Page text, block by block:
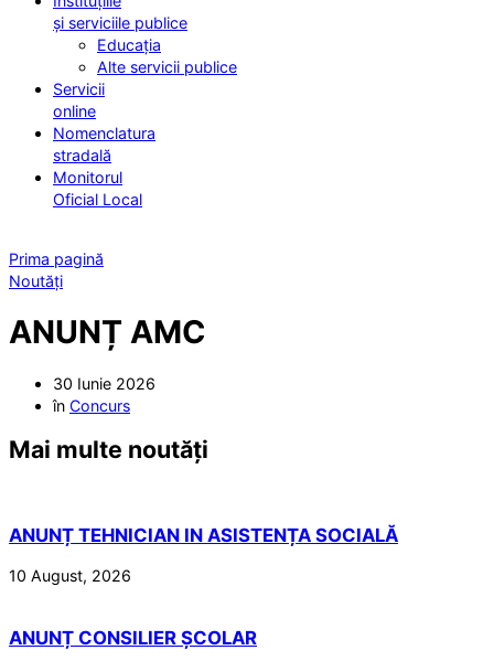
și serviciile publice
Educația
Alte servicii publice
Servicii
online
Nomenclatura
stradală
Monitorul
Oficial Local
Prima pagină
Noutăți
ANUNȚ AMC
30 Iunie 2026
în Concurs
Mai multe noutăți
ANUNȚ TEHNICIAN IN ASISTENȚA SOCIALĂ
10 August, 2026
ANUNȚ CONSILIER ȘCOLAR